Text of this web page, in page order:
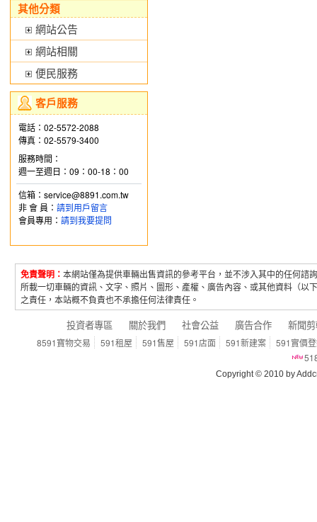
其他分類
網站公告
網站相關
便民服務
客戶服務
電話：02-5572-2088
傳真：02-5579-3400
服務時間：
週一至週日：09：00-18：00
信箱：service@8891.com.tw
非 會 員： 請到用戶留言
會員專用： 請到我要提問
免責聲明： 本網站僅為提供車輛出售資訊的參考平台，並不涉入其中的任何
所載一切車輛的資訊、文字、照片、圖形、產權、廣告內容、或其他資料（
之責任，本站概不負責也不承擔任何法律責任。
投資者專區 關於我們 社會公益 廣告合作 新聞
8591寶物交易 591租屋 591售屋 591店面 591新建案
591實價
Copyright © 2010 by